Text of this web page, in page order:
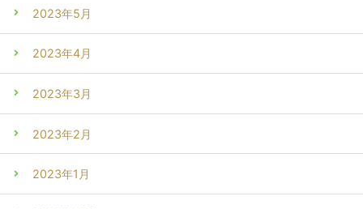
2023年5月
2023年4月
2023年3月
2023年2月
2023年1月